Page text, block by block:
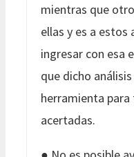
mientras que
ellas y es a estos
ingresar con esa
que dicho
herramienta
acertadas.